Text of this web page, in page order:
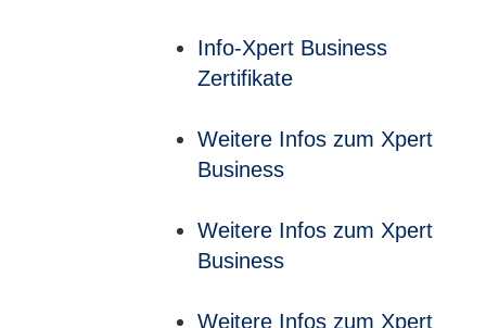
Info-Xpert Business
Zertifikate
Weitere Infos zum Xpert
Business
Weitere Infos zum Xpert
Business
Weitere Infos zum Xpert